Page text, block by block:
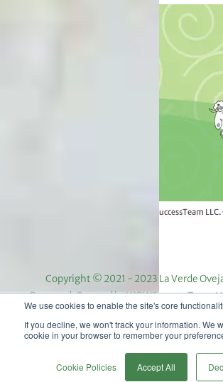
We use cookies to enable the site's core
If you decline, we won't track your information. We
cookie in your browser to remember your
Cookie Policies Accept All
Copyright © 2021 - 2023 La Verde
Reserved. Created by WOWSuccessTeam
Betsy Gold. Photos by Mary